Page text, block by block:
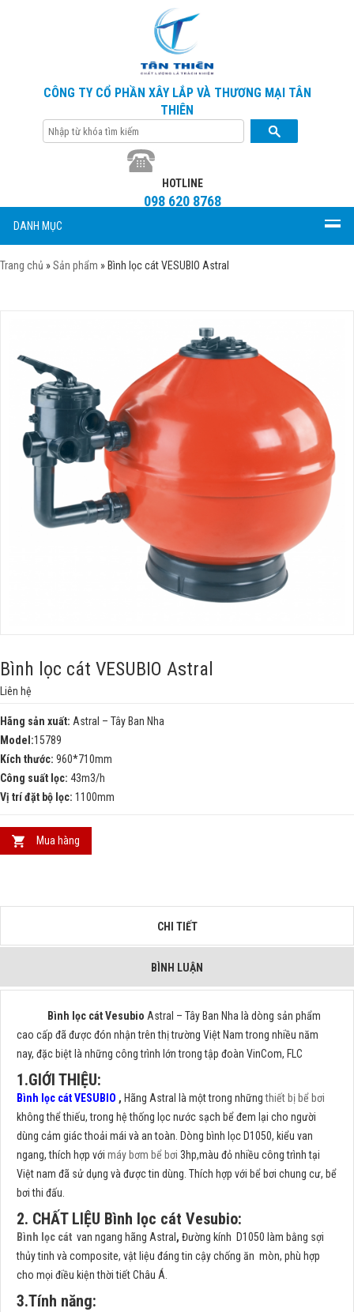
CÔNG TY CỔ PHẦN XÂY LẮP VÀ THƯƠNG MẠI TÂN
THIÊN
HOTLINE
098 620 8768
DANH MỤC
Trang chủ »Sản phẩm » Bình lọc cát VESUBIO Astral
Bình lọc cát VESUBIO Astral
Liên hệ
Hãng sản xuất: Astral – Tây Ban Nha
Model:15789
Kích thước: 960*710mm
Công suất lọc: 43m3/h
Vị trí đặt bộ lọc: 1100mm
Mua hàng
CHI TIẾT
BÌNH LUẬN
Bình lọc cát Vesubio Astral – Tây Ban Nha là dòng sản phẩm
cao cấp đã được đón nhận trên thị trường Việt Nam trong nhiều năm
nay, đặc biệt là những công trình lớn trong tập đoàn VinCom, FLC
1.GIỚI THIỆU:
Bình lọc cát VESUBIO , Hãng Astral là một trong nhữngthiết bị bể bơi
không thể thiếu, trong hệ thống lọc nước sạch bể đem lại cho người
dùng cảm giác thoải mái và an toàn. Dòng bình lọc D1050, kiểu van
ngang, thích hợp với máy bơm bể bơi 3hp,màu đỏ nhiều công trình tại
Việt nam đã sử dụng và được tin dùng. Thích hợp với bể bơi chung cư, bể
bơi thi đấu.
2. CHẤT LIỆU Bình lọc cát Vesubio:
Bình lọc cát van ngang hãng Astral , Đường kính D1050 làm bằng sợi
thủy tinh và composite, vật liệu đáng tin cậy chống ăn mòn, phù hợp
cho mọi điều kiện thời tiết Châu Á.
3.Tính năng: